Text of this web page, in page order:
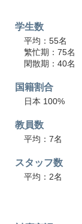
学生数
平均：55名
繁忙期：75名
閑散期：40名
国籍割合
日本 100%
教員数
平均：7名
スタッフ数
平均：2名